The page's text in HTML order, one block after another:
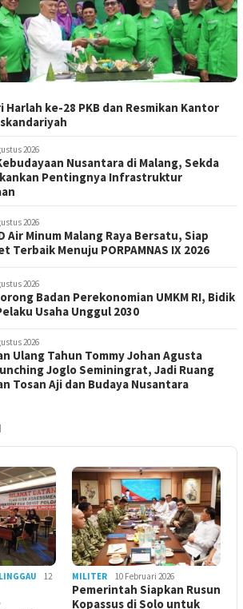
Harlah ke-28 PKB dan Resmikan Kantor
2026
Nusantara di Malang, Sekda
Pentingnya Infrastruktur
2026
Air Minum Malang Raya Bersatu, Siap
Terbaik Menuju PORPAMNAS IX 2026
2026
Badan Perekonomian UMKM RI, Bidik
Usaha Unggul 2030
2026
Ulang Tahun Tommy Johan Agusta
Joglo Seminingrat, Jadi Ruang
Tosan Aji dan Budaya Nusantara
12
MILITER 10 Februari 2026
Pemerintah Siapkan Rusun
Kopassus di Solo untuk